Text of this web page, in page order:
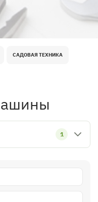
САДОВАЯ ТЕХНИКА
1